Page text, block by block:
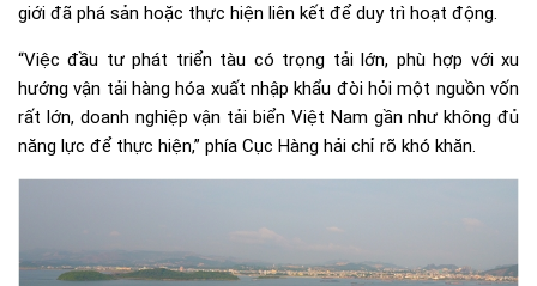
giới đã phá sản hoặc thực hiện liên kết để duy trì hoạt động.
“Việc đầu tư phát triển tàu có trọng tải lớn, phù hợp với xu
hướng vận tải hàng hóa xuất nhập khẩu đòi hỏi một nguồn vốn
rất lớn, doanh nghiệp vận tải biển Việt Nam gần như không đủ
năng lực để thực hiện,” phía Cục Hàng hải chỉ rõ khó khăn.